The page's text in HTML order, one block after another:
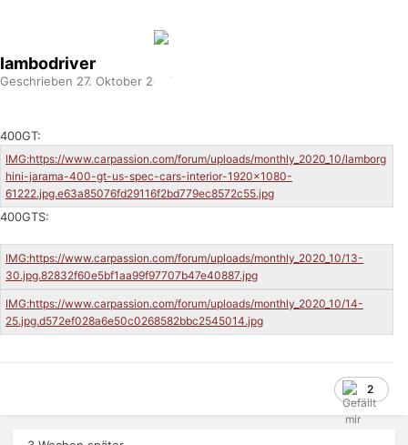
lambodriver
Geschrieben 27. Oktober 2020
400GT:
400GTS:
2